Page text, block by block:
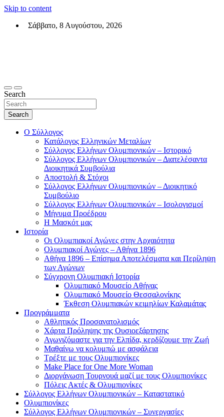
Skip to content
Σάββατο, 8 Αυγούστου, 2026
Search
Search
Ο Σύλλογος
Κατάλογος Ελληνικών Μεταλίων
Σύλλογος Ελλήνων Ολυμπιονικών – Ιστορικό
Σύλλογος Ελλήνων Ολυμπιονικών – Διατελέσαντα
Διοικητικά Συμβούλια
Αποστολή & Στόχοι
Σύλλογος Ελλήνων Ολυμπιονικών – Διοικητικό
Συμβούλιο
Σύλλογος Ελλήνων Ολυμπιονικών – Ισολογισμοί
Μήνυμα Προέδρου
Η Μασκότ μας
Ιστορία
Οι Ολυμπιακοί Αγώνες στην Αρχαιότητα
Ολυμπιακοί Αγώνες – Αθήνα 1896
Αθήνα 1896 – Επίσημα Αποτελέσματα και Περίληψη
των Αγώνων
Σύγχρονη Ολυμπιακή Ιστορία
Ολυμπιακό Μουσείο Αθήνας
Ολυμπιακό Μουσείο Θεσσαλονίκης
Έκθεση Ολυμπιακών κειμηλίων Καλαμάτας
Προγράμματα
Αθλητικός Προσανατολισμός
Χάρτα Πρόληψης της Ουσιοεξάρτησης
Αγωνιζόμαστε για την Ελπίδα, κερδίζουμε την Ζωή
Μαθαίνω να κολυμπώ με ασφάλεια
Τρέξτε με τους Ολυμπιονίκες
Make Place for One More Woman
Διοργάνωση Τουρνουά μαζί με τους Ολυμπιονίκες
Πόλεις Ακτές & Ολυμπιονίκες
Σύλλογος Ελλήνων Ολυμπιονικών – Καταστατικό
Ολυμπιονίκες
Σύλλογος Ελλήνων Ολυμπιονικών – Συνεργασίες